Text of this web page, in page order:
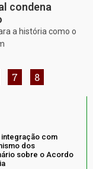
condena
a história como o
7 8
com
dos
sobre o Acordo